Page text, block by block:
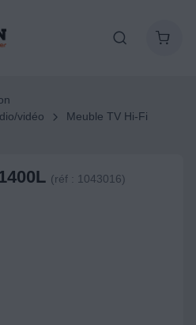
vidéo
Meuble TV Hi-Fi
(réf : 1043016)